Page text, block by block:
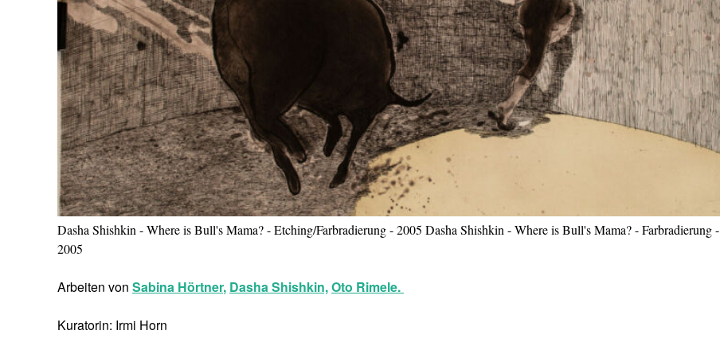
Dasha Shishkin - Where is Bull's Mama? - Etching/Farbradierung - 2005 Dasha Shishkin - Where is Bull's Mama? - Farbradierung -
2005
Arbeiten von Sabina Hörtner, Dasha Shishkin,Oto Rimele.
Kuratorin: Irmi Horn